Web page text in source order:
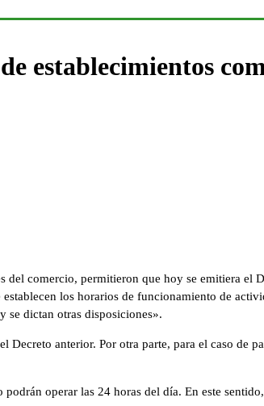
establecimientos
comercio, permitieron que hoy se emitiera el
los horarios de funcionamiento de
se dictan otras disposiciones».
anterior. Por otra parte, para el caso de
operar las 24 horas del día. En este